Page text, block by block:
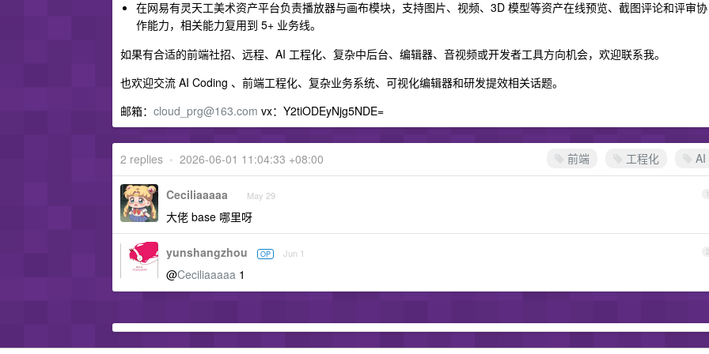
在网易有灵天工美术资产平台负责播放器与画布模块，支持图片、视频、3D 模型等资产在线预览、截图评论和评审协
作能力，相关能力复用到 5+ 业务线。
如果有合适的前端社招、远程、AI 工程化、复杂中后台、编辑器、音视频或开发者工具方向机会，欢迎联系我。
也欢迎交流 AI Coding 、前端工程化、复杂业务系统、可视化编辑器和研发提效相关话题。
邮箱： cloud_prg@163.com vx：Y2tiODEyNjg5NDE=
前端 工程化 AI
2 replies • 2026-06-01 11:04:33 +08:00
1
Ceciliaaaaa May 29
大佬 base 哪里呀
2
yunshangzhou OP Jun 1
@Ceciliaaaaa 1